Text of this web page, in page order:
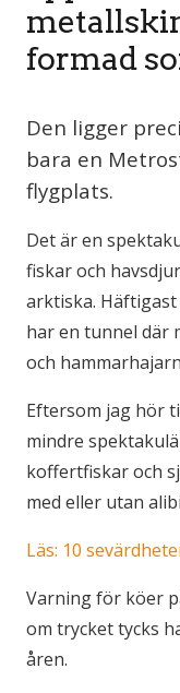
formad
Den ligger
bara en
flygplats.
Det är en
fiskar och
arktiska.
har en tunnel där
och
Eftersom jag hör
mindre
koffertfiskar och
med eller utan
Läs: 10
Varning för köer
om trycket tycks
åren.